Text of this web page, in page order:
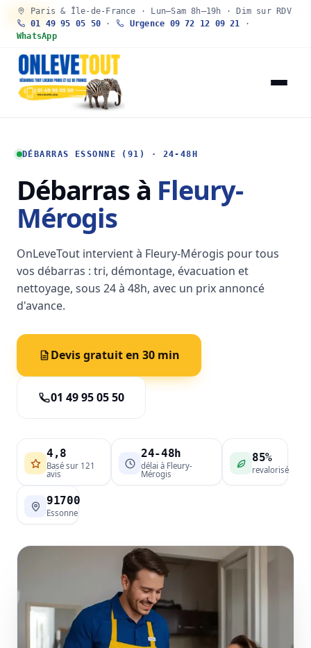
Paris & Île-de-France · Lun–Sam 8h–19h · Dim sur RDV
01 49 95 05 50 · Urgence 09 72 12 09 21 ·
WhatsApp
DÉBARRAS ESSONNE (91) · 24-48H
Débarras à Fleury-
Mérogis
OnLeveTout intervient à Fleury-Mérogis pour tous
vos débarras : tri, démontage, évacuation et
nettoyage, sous 24 à 48h, avec un prix annoncé
d'avance.
Devis gratuit en 30 min
01 49 95 05 50
4,8
Basé sur 121
avis
24-48h
délai à Fleury-
Mérogis
85%
revalorisé
91700
Essonne
30 SEC